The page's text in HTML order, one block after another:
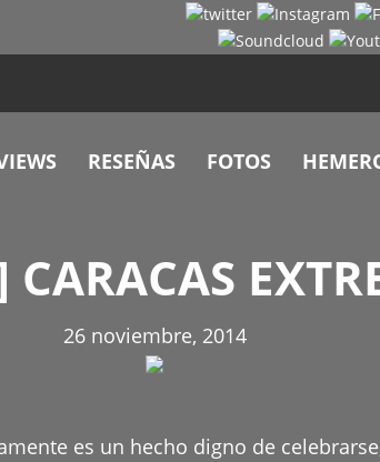
RESEÑAS FOTOS
CARACAS
26 noviembre, 2014
es un hecho digno de